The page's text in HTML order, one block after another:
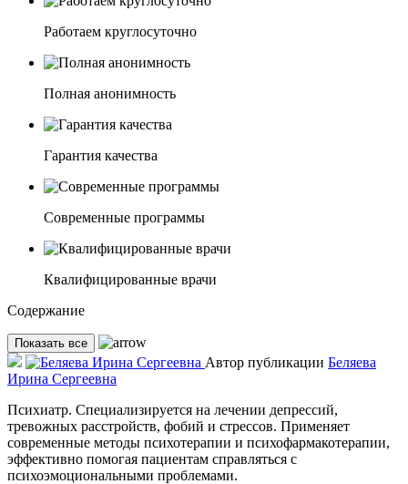
Работаем круглосуточно
Полная анонимность
Гарантия качества
Современные программы
Квалифицированные врачи
Содержание
Показать все
Автор публикации Беляева
Ирина Сергеевна
Психиатр. Специализируется на лечении депрессий,
тревожных расстройств, фобий и стрессов. Применяет
современные методы психотерапии и психофармакотерапии,
эффективно помогая пациентам справляться с
психоэмоциональными проблемами.